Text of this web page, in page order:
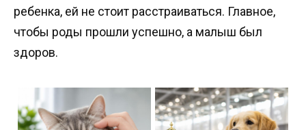
ребенка, ей не стоит расстраиваться. Главное,
чтобы роды прошли успешно, а малыш был
здоров.